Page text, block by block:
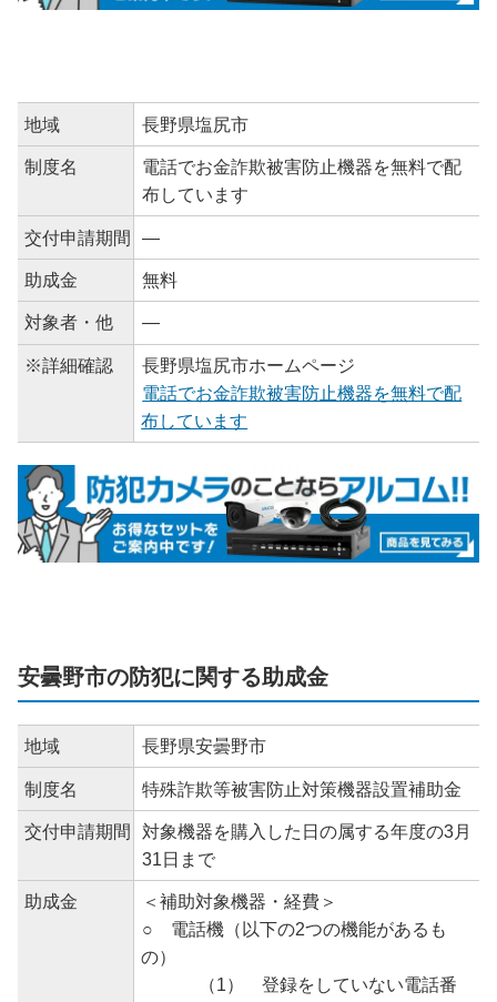
地域 長野県塩尻市
制度名
電話でお金詐欺被害防止機器を無料で配
布しています
交付申請期間 ―
助成金 無料
対象者・他 ―
※詳細確認
長野県塩尻市ホームページ
電話でお金詐欺被害防止機器を無料で配
布しています
安曇野市の防犯に関する助成金
地域 長野県安曇野市
制度名 特殊詐欺等被害防止対策機器設置補助金
交付申請期間
対象機器を購入した日の属する年度の3月
31日まで
助成金
＜補助対象機器・経費＞
○ 電話機（以下の2つの機能があるも
の）
（1） 登録をしていない電話番